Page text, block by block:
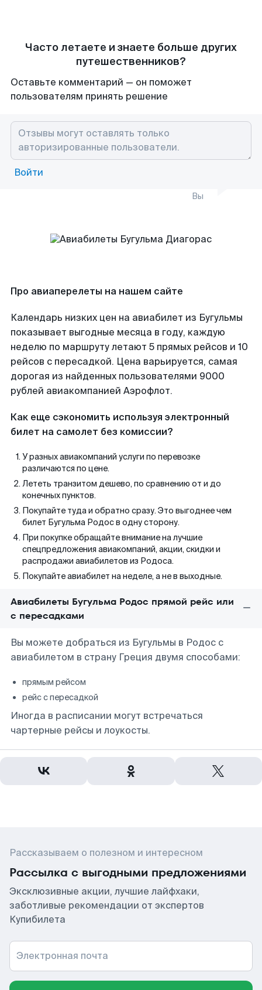
Часто летаете и знаете больше других
путешественников?
Оставьте комментарий — он поможет
пользователям принять решение
Войти
Вы
Про авиаперелеты на нашем сайте
Календарь низких цен на авиабилет из Бугульмы
показывает выгодные месяца в году, каждую
неделю по маршруту летают 5 прямых рейсов и 10
рейсов с пересадкой. Цена варьируется, самая
дорогая из найденных пользователями 9000
рублей авиакомпанией Аэрофлот.
Как еще сэкономить используя электронный
билет на самолет без комиссии?
У разных авиакомпаний услуги по перевозке
различаются по цене.
Лететь транзитом дешево, по сравнению от и до
конечных пунктов.
Покупайте туда и обратно сразу. Это выгоднее чем
билет Бугульма Родос в одну сторону.
При покупке обращайте внимание на лучшие
спецпредложения авиакомпаний, акции, скидки и
распродажи авиабилетов из Родоса.
Покупайте авиабилет на неделе, а не в выходные.
Авиабилеты Бугульма Родос прямой рейс или
с пересадками
Вы можете добраться из Бугульмы в Родос с
авиабилетом в страну Греция двумя способами:
прямым рейсом
рейс с пересадкой
Иногда в расписании могут встречаться
чартерные рейсы и лоукосты.
Рассказываем о полезном и интересном
Рассылка с выгодными предложениями
Эксклюзивные акции, лучшие лайфхаки,
заботливые рекомендации от экспертов
Купибилета
Электронная почта